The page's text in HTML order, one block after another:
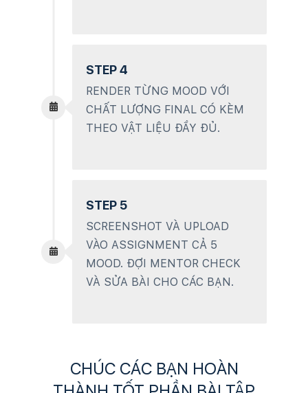
STEP 4
RENDER TỪNG MOOD VỚI
CHẤT LƯỢNG FINAL CÓ KÈM
THEO VẬT LIỆU ĐẦY ĐỦ.
STEP 5
SCREENSHOT VÀ UPLOAD
VÀO ASSIGNMENT CẢ 5
MOOD. ĐỢI MENTOR CHECK
VÀ SỬA BÀI CHO CÁC BẠN.
CHÚC CÁC BẠN HOÀN